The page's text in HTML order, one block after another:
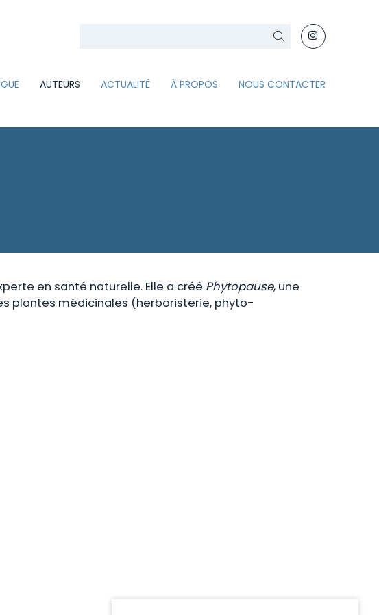
Rechercher
NATURE
AUTEURS ACTUALITÉ À PROPOS NOUS CONTACTER
en santé naturelle. Elle a créé Phytopause, une
plantes médicinales (herboristerie, phyto-